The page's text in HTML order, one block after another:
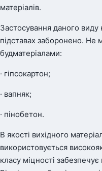
матеріалів.
Застосування даного виду
підставах заборонено. Не
будматеріалами:
· гіпсокартон;
· вапняк;
· пінобетон.
В якості вихідного
використовується
класу міцності